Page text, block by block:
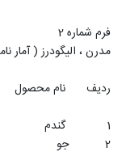
نرخ یک
شرح قیمت
یک کیلو گرم
تضمینی
تضمینی